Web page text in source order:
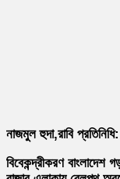
নাজমুল হুদা,রাবি প্রতিনিধি:
বিবেকন্দ্রীকরণ বাংলাদেশ